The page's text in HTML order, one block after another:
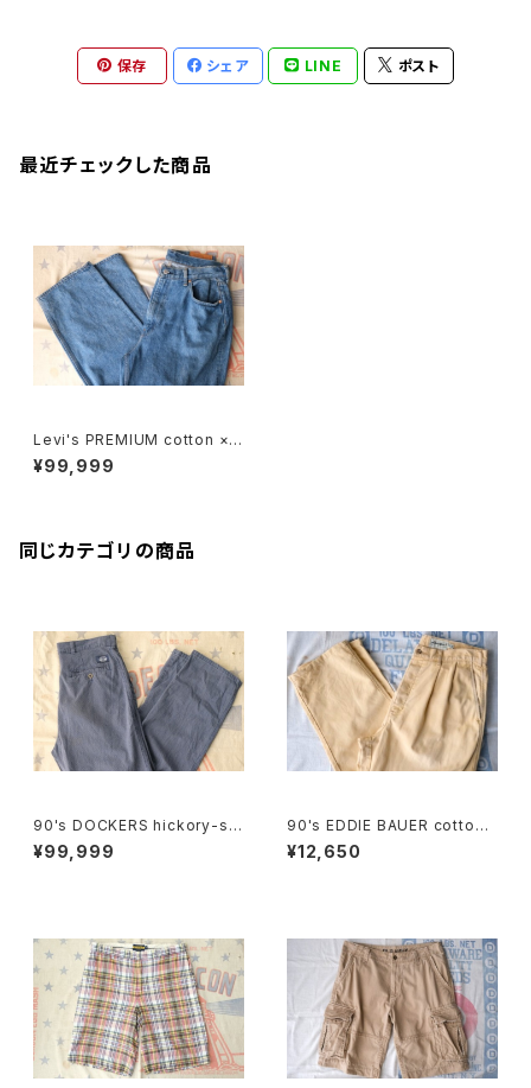
保存 シェア LINE ポスト
最近チェックした商品
Levi's PREMIUM cotton × h
emp big"E" denim Pants "R
esized"
¥99,999
同じカテゴリの商品
90's DOCKERS hickory-stri
pe one-tuck Pants "Made i
n U.S.A."
¥99,999
90's EDDIE BAUER cotton-
duck 2-tuck Pants
¥12,650